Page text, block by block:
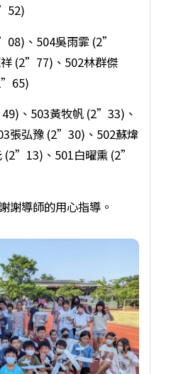
、504吳雨霏 (2”
(2”77)、502林群傑
、503黃牧帆 (2”33)、
張弘豫 (2”30)、502蘇煒
、501白曜熏 (2”
謝導師的用心指導。